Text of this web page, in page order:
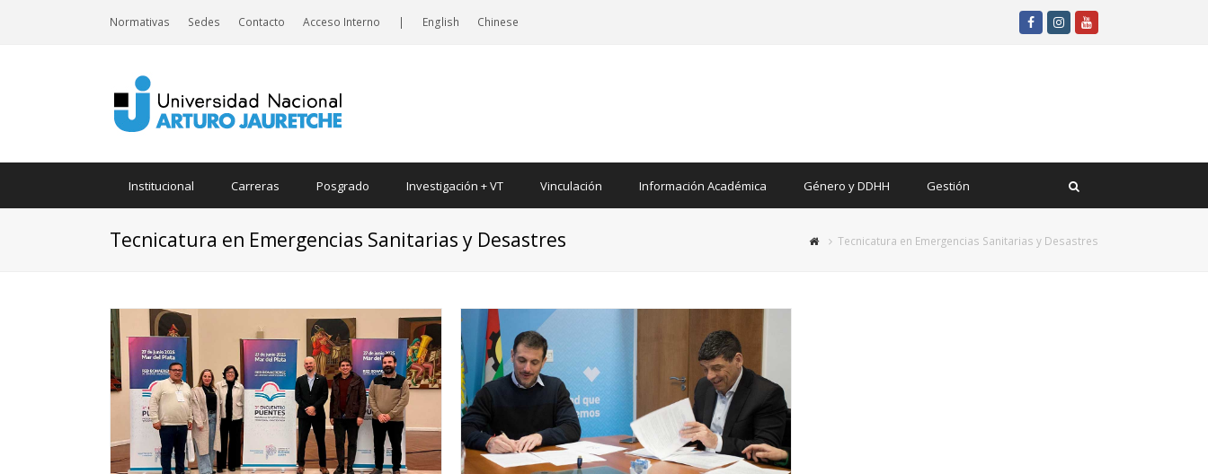
Normativas Sedes Contacto Acceso Interno | English Chinese Facebook
Instagram
Youtube
Institucional Carreras Posgrado Investigación + VT Vinculación Información Académica Género y DDHH Gestión
Tecnicatura en Emergencias Sanitarias y Desastres Tecnicatura en Emergencias Sanitarias y Desastres